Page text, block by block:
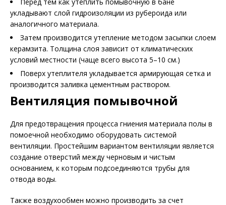
укладывают слой гидроизоляции из рубероида или
аналогичного материала.
Затем производится утепление методом засыпки слоем
керамзита. Толщина слоя зависит от климатических
условий местности (чаще всего высота 5–10 см.)
Поверх утеплителя укладывается армирующая сетка и
производится заливка цементным раствором.
Вентиляция помывочной
Для предотвращения процесса гниения материала полы в
помоечной необходимо оборудовать системой
вентиляции. Простейшим вариантом вентиляции является
создание отверстий между черновым и чистым
основанием, к которым подсоединяются трубы для
отвода воды.
Также воздухообмен можно производить за счет